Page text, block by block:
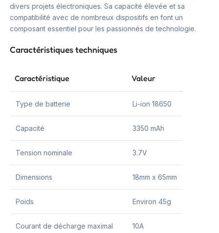
divers projets électroniques. Sa capacité élevée et sa
compatibilité avec de nombreux dispositifs en font un
composant essentiel pour les passionnés de technologie.
Caractéristiques techniques
Caractéristique Valeur
Type de batterie Li-ion 18650
Capacité 3350 mAh
Tension nominale 3.7V
Dimensions 18mm x 65mm
Poids Environ 45g
Courant de décharge maximal 10A